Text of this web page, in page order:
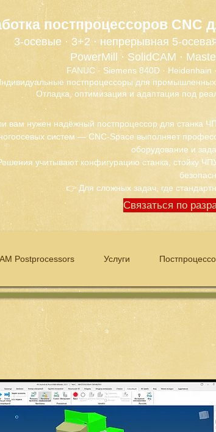
постпроцессоров
3-осевые · 3+2 · непрерывная 5-
PowerMill · SolidCAM ·
FANUC · Siemens 840D · Heidenhain
постпроцессоры для
Отладка, оптимизация и адаптация под
вам нужен надёжный постпроцессор для станка
систем — CNC-Space выполняет
оборудование и
учитывают конфигурацию станка, стойку
👉 Для сложных задач, где
Связаться по
Postprocessors Услуги